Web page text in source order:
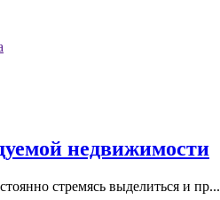
недвижимости
стремясь выделиться и пр...